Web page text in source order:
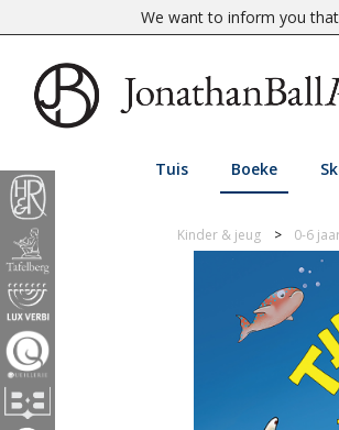
We want to inform you
Tuis Boeke
Kinder & jeug 0-6